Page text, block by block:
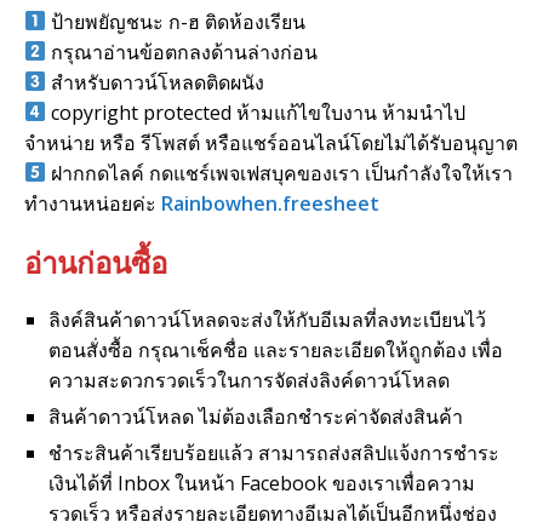
ป้ายพยัญชนะ ก-ฮ ติดห้องเรียน
กรุณาอ่านข้อตกลงด้านล่างก่อน
สำหรับดาวน์โหลดติดผนัง
copyright protected ห้ามแก้ไขใบงาน ห้ามนำไป
จำหน่าย หรือ รีโพสต์ หรือแชร์ออนไลน์โดยไม่ได้รับอนุญาต
ฝากกดไลค์ กดแชร์เพจเฟสบุคของเรา เป็นกำลังใจให้เรา
ทำงานหน่อยค่ะ Rainbowhen.freesheet
อ่านก่อนซื้อ
ลิงค์สินค้าดาวน์โหลดจะส่งให้กับอีเมลที่ลงทะเบียนไว้
ตอนสั่งซื้อ กรุณาเช็คชื่อ และรายละเอียดให้ถูกต้อง เพื่อ
ความสะดวกรวดเร็วในการจัดส่งลิงค์ดาวน์โหลด
สินค้าดาวน์โหลด ไม่ต้องเลือกชำระค่าจัดส่งสินค้า
ชำระสินค้าเรียบร้อยแล้ว สามารถส่งสลิปแจ้งการชำระ
เงินได้ที่ Inbox ในหน้า Facebook ของเราเพื่อความ
รวดเร็ว หรือส่งรายละเอียดทางอีเมลได้เป็นอีกหนึ่งช่อง